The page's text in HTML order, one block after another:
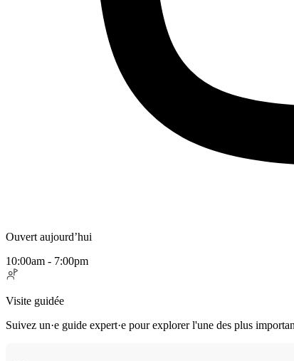
Ouvert aujourd’hui
10:00am - 7:00pm
Visite guidée
Suivez un·e guide expert·e pour explorer l'une des plus